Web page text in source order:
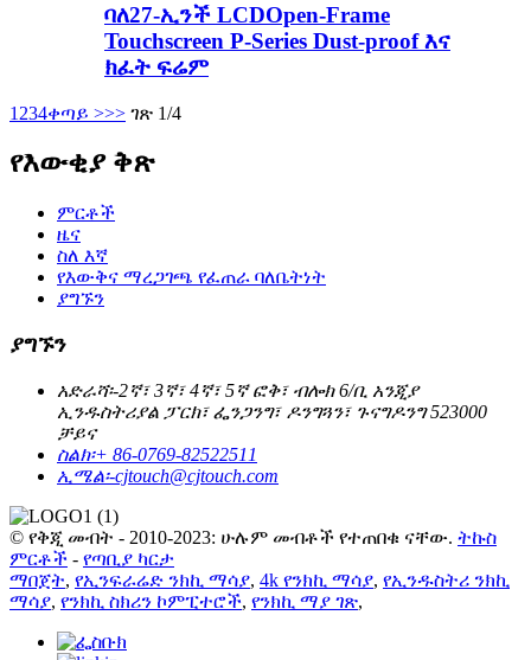
ባለ27-ኢንች LCDOpen-Frame
Touchscreen P-Series Dust-proof እና
ክፈት ፍሬም
1 234ቀጣይ >>> ገጽ 1/4
የእውቂያ ቅጽ
ምርቶች
ዜና
ስለ እኛ
የእውቅና ማረጋገጫ የፈጠራ ባለቤትነት
ያግኙን
ያግኙን
አድራሻ፡-2ኛ፣ 3ኛ፣ 4ኛ፣ 5ኛ ፎቅ፣ ብሎክ 6/ቢ አንጂያ
ኢንዱስትሪያል ፓርክ፣ ፌንጋንግ፣ ዶንግጓን፣ ጉናግዶንግ 523000
ቻይና
ስልክ፡+ 86-0769-82522511
ኢሜል፡-cjtouch@cjtouch.com
© የቅጂ መብት - 2010-2023: ሁሉም መብቶች የተጠበቁ ናቸው. ትኩስ
ምርቶች - የጣቢያ ካርታ
ማበጀት, የኢንፍራሬድ ንክኪ ማሳያ, 4k የንክኪ ማሳያ, የኢንዱስትሪ ንክኪ
ማሳያ, የንክኪ ስክሪን ኮምፒተሮች, የንክኪ ማያ ገጽ,